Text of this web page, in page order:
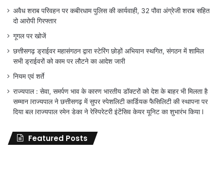
अवैध शराब परिवहन पर कबीरधाम पुलिस की कार्यवाही, 32 पौवा अंग्रेजी शराब सहित
दो आरोपी गिरफ्तार
गूगल पर खोजें
छत्तीसगढ़ ड्राईवर महासंगठन द्वारा स्टेरिंग छोड़ों अभियान स्थगित, संगठन में शामिल
सभी ड्राईवरों को काम पर लौटने का आदेश जारी
नियम एवं शर्ते
राज्यपाल : सेवा, समर्पण भाव के कारण भारतीय डॉक्टरों को देश के बाहर भी मिलता है
सम्मान lराज्यपाल ने छत्तीसगढ़ में सुपर स्पेशलिटी कार्डियक फैसिलिटी की स्थापना पर
दिया बल lराज्यपाल रमेन डेका ने रेस्पिरेटरी इंटेंसिव केयर यूनिट का शुभारंभ किया l
Featured Posts